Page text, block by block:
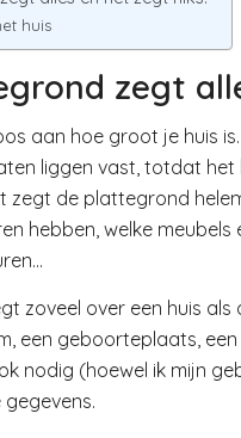
huis
zegt
aan hoe groot je huis
liggen vast, totdat het
zegt de plattegrond
hebben, welke
zoveel over een huis
een geboorteplaats,
nodig (hoewel ik mijn